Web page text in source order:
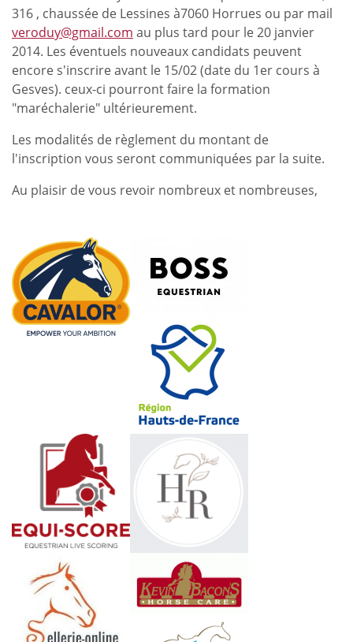
316 , chaussée de Lessines à7060 Horrues ou par mail
veroduy@gmail.com au plus tard pour le 20 janvier
2014. Les éventuels nouveaux candidats peuvent
encore s'inscrire avant le 15/02 (date du 1er cours à
Gesves). ceux-ci pourront faire la formation
"maréchalerie" ultérieurement.
Les modalités de règlement du montant de
l'inscription vous seront communiquées par la suite.
Au plaisir de vous revoir nombreux et nombreuses,